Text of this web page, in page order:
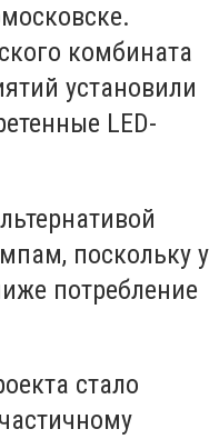
комбината
установили
LED-
поскольку у
потребление
стало